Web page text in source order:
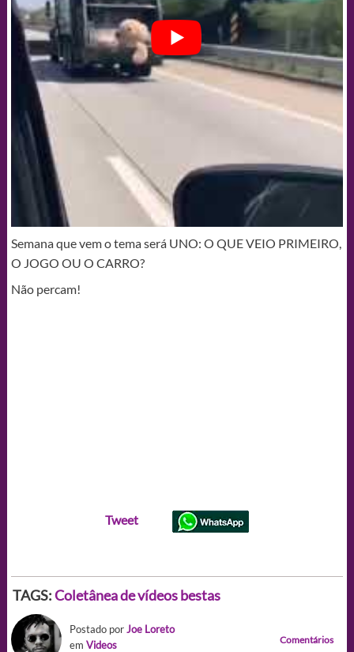
Semana que vem o tema será UNO: O QUE VEIO PRIMEIRO,
O JOGO OU O CARRO?
Não percam!
Tweet
TAGS:Coletânea de vídeos bestas
Postado porJoe Loreto
em Videos Comentários